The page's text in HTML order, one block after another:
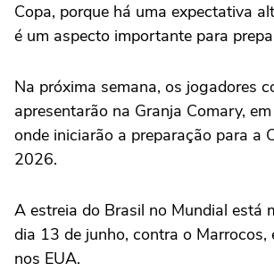
Copa, porque há uma expectativa
é um aspecto importante para
Na próxima semana, os jogadores
apresentarão na Granja Comary,
onde iniciarão a preparação para a
2026.
A estreia do Brasil no Mundial está
dia 13 de junho, contra o Marrocos,
nos EUA.